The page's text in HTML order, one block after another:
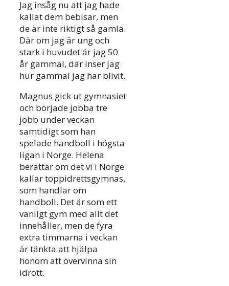
Jag insåg nu att jag hade
kallat dem bebisar, men
de är inte riktigt så gamla.
Där om jag är ung och
stark i huvudet är jag 50
år gammal, där inser jag
hur gammal jag har blivit.
Magnus gick ut gymnasiet
och började jobba tre
jobb under veckan
samtidigt som han
spelade handboll i högsta
ligan i Norge. Helena
berättar om det vi i Norge
kallar toppidrettsgymnas,
som handlar om
handboll. Det är som ett
vanligt gym med allt det
innehåller, men de fyra
extra timmarna i veckan
är tänkta att hjälpa
honom att övervinna sin
idrott.